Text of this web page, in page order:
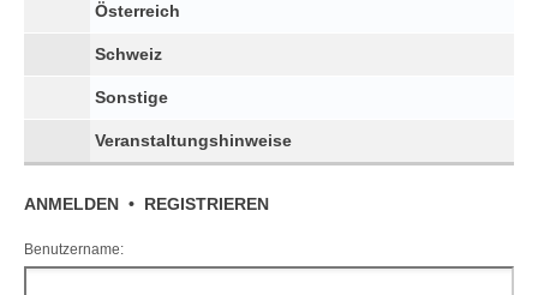
Österreich
Schweiz
Sonstige
Veranstaltungshinweise
ANMELDEN • REGISTRIEREN
Benutzername: